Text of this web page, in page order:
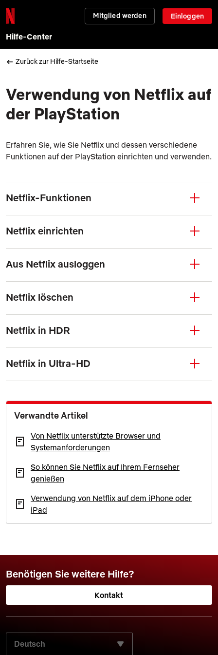
Mitglied werden Einloggen
Hilfe-Center
Zurück zur Hilfe-Startseite
Verwendung von Netflix auf
der PlayStation
Erfahren Sie, wie Sie Netflix und dessen verschiedene
Funktionen auf der PlayStation einrichten und verwenden.
Netflix-Funktionen
Netflix einrichten
Aus Netflix ausloggen
Netflix löschen
Netflix in HDR
Netflix in Ultra-HD
Verwandte Artikel
Von Netflix unterstützte Browser und
Systemanforderungen
So können Sie Netflix auf Ihrem Fernseher
genießen
Verwendung von Netflix auf dem iPhone oder
iPad
Benötigen Sie weitere Hilfe?
Kontakt
WÄHLEN SIE IHRE BEVORZUGTE SPRACHE AUS: